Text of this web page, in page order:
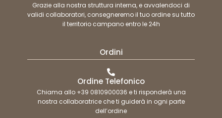
Grazie alla nostra struttura interna, e avvalendoci di
validi collaboratori, consegneremo il tuo ordine su tutto
il territorio campano entro le 24h
Ordini
Ordine Telefonico
Chiama allo +39 0810900036 e ti risponderà una
nostra collaboratrice che ti guiderà in ogni parte
dell’ordine